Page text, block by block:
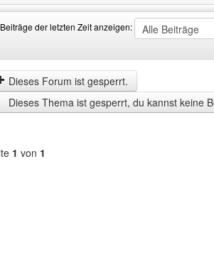
Beiträge der letzten Zeit anzeigen:
der
letzten
Zeit
anzeigen
by
Dieses Forum ist gesperrt.
Dieses Thema ist gesperrt, du kannst keine
1 von 1